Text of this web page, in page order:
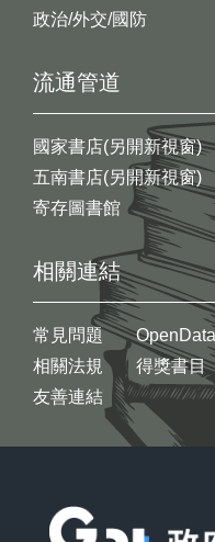
政治/外交/國防
流通管道
國家書店(另開新視窗)
五南書店(另開新視窗)
寄存圖書館
相關連結
常見問題
相關法規
友善連結
OpenData
得獎書目